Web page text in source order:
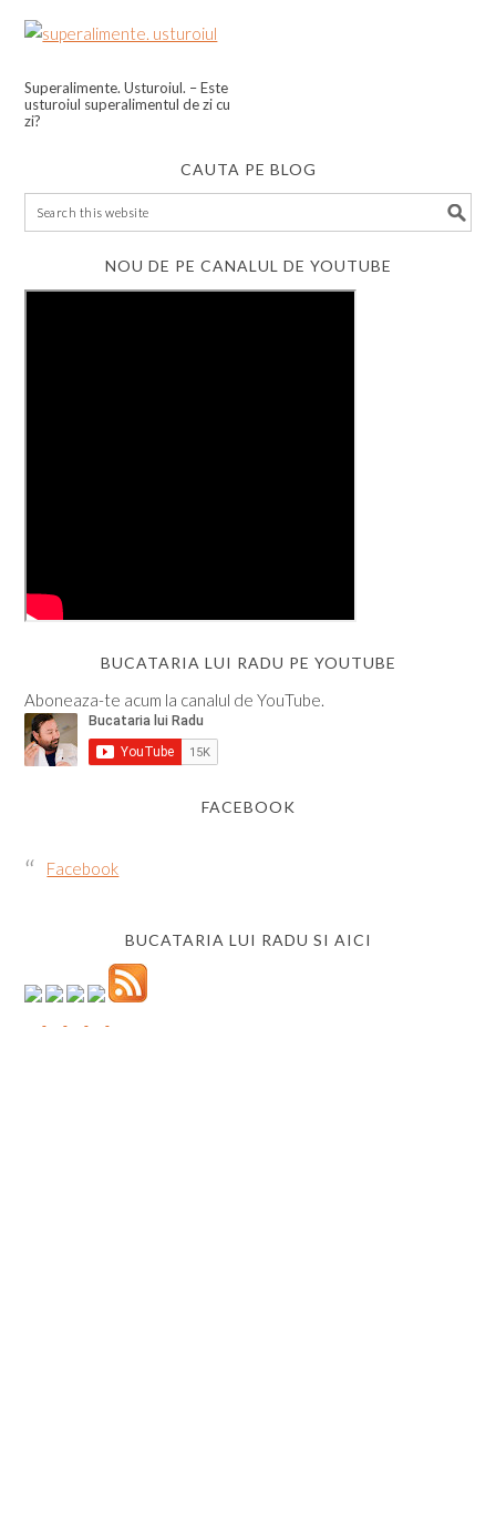
Superalimente. Usturoiul. – Este
usturoiul superalimentul de zi cu
zi?
CAUTA PE BLOG
NOU DE PE CANALUL DE YOUTUBE
BUCATARIA LUI RADU PE YOUTUBE
Aboneaza-te acum la canalul de YouTube.
FACEBOOK
Facebook
BUCATARIA LUI RADU SI AICI